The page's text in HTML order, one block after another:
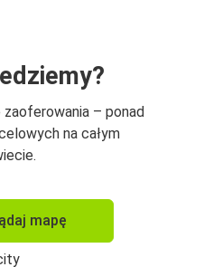
zaoferowania – ponad
na całym
mapę